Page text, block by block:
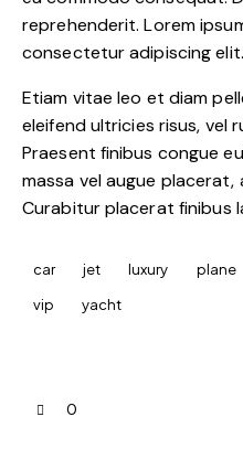
reprehenderit. Lorem
consectetur adipiscing elit.
Etiam vitae leo et diam
eleifend ultricies risus, vel
Praesent finibus congue
massa vel augue
Curabitur placerat finibus
car jet luxury plane
vip
yacht
0